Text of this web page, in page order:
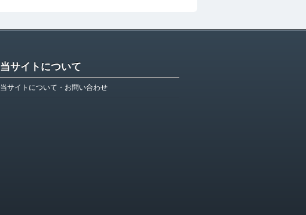
当サイトについて
当サイトについて・お問い合わせ